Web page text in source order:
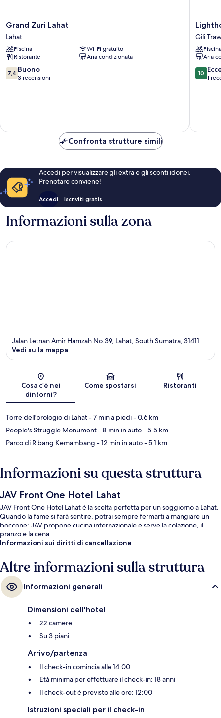
Grand
Zuri
Lahat
Lahat
Grand Zuri Lahat
Lahat
Piscina
Wi-Fi gratuito
Ristorante
Aria condizionata
7.4
su
7,4 Buono
3 recensioni
Hotel
Gili
Gili
Piscina
Aria
10.0
su
10
1
Confronta strutture simili
Accedi per visualizzare gli extra e gli sconti idonei.
Prenotare conviene!
Accedi Iscriviti gratis
Informazioni sulla zona
Mappa
Jalan Letnan Amir Hamzah No.39, Lahat, South Sumatra, 31411
Vedi sulla mappa
Cosa c’è nei
dintorni?
Come spostarsi Ristoranti
Torre dell'orologio di Lahat- 7 min a piedi- 0.6 km
People's Struggle Monument- 8 min in auto- 5.5 km
Parco di Ribang Kemambang - 12 min in auto- 5.1 km
Informazioni su questa struttura
JAV Front One Hotel Lahat
JAV Front One Hotel Lahat è la scelta perfetta per un soggiorno a Lahat.
Quando la fame si farà sentire, potrai sempre fermarti a mangiare un
boccone: JAV propone cucina internazionale e serve la colazione, il
pranzo e la cena.
Informazioni sui diritti di cancellazione
Altre informazioni sulla struttura
Informazioni generali
Dimensioni dell'hotel
22 camere
Su 3 piani
Arrivo/partenza
Il check-in comincia alle 14:00
Età minima per effettuare il check-in: 18 anni
Il check-out è previsto alle ore: 12:00
Istruzioni speciali per il check-in